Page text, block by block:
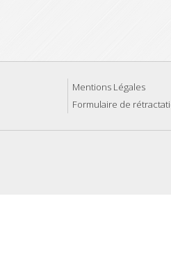
Mentions Légales
Formulaire de